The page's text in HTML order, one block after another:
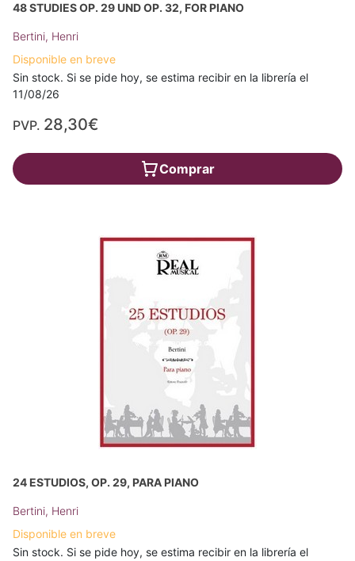
48 STUDIES OP. 29 UND OP. 32, FOR PIANO
Bertini, Henri
Disponible en breve
Sin stock. Si se pide hoy, se estima recibir en la librería el
11/08/26
PVP. 28,30€
Comprar
24 ESTUDIOS, OP. 29, PARA PIANO
Bertini, Henri
Disponible en breve
Sin stock. Si se pide hoy, se estima recibir en la librería el